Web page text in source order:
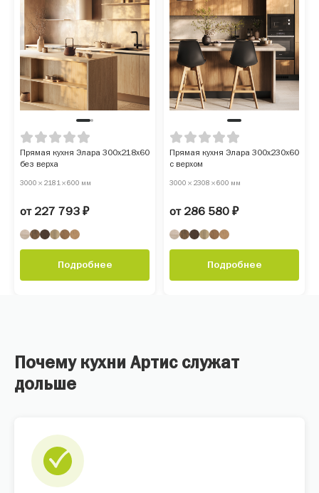
Прямая кухня Элара 300х218х60
без верха
3000 × 2181 × 600 мм
от 227 793 ₽
Подробнее
Прямая кухня Элара 300х230х60
с верхом
3000 × 2308 × 600 мм
от 286 580 ₽
Подробнее
Почему кухни Артис служат
дольше